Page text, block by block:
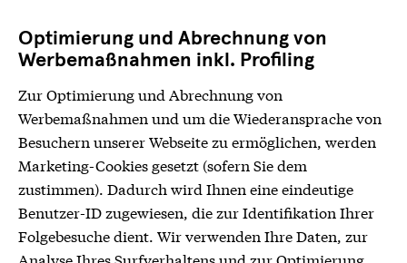
Optimierung und Abrechnung von
Werbemaßnahmen inkl. Profiling
Zur Optimierung und Abrechnung von
Werbemaßnahmen und um die Wiederansprache von
Besuchern unserer Webseite zu ermöglichen, werden
Marketing-Cookies gesetzt (sofern Sie dem
zustimmen). Dadurch wird Ihnen eine eindeutige
Benutzer-ID zugewiesen, die zur Identifikation Ihrer
Folgebesuche dient. Wir verwenden Ihre Daten, zur